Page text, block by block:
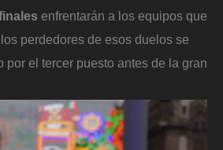
enfrentarán a los equipos que
perdedores de esos duelos se
por el tercer puesto antes de la gran